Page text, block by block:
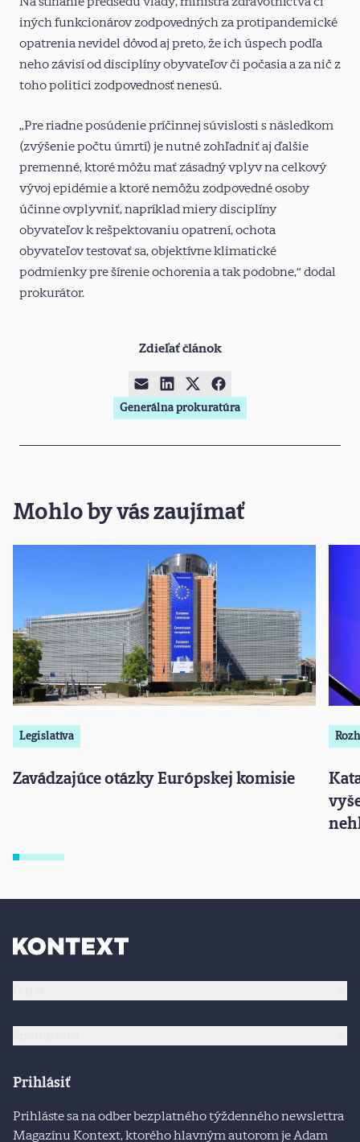
iných funkcionárov zodpovedných za protipandemické
opatrenia nevidel dôvod aj preto, že ich úspech podľa
neho závisí od disciplíny obyvateľov či počasia a za nič z
toho politici zodpovednosť nenesú.
„Pre riadne posúdenie príčinnej súvislosti s následkom
(zvýšenie počtu úmrtí) je nutné zohľadniť aj ďalšie
premenné, ktoré môžu mať zásadný vplyv na celkový
vývoj epidémie a ktoré nemôžu zodpovedné osoby
účinne ovplyvniť, napríklad miery disciplíny
obyvateľov k rešpektovaniu opatrení, ochota
obyvateľov testovať sa, objektívne klimatické
podmienky pre šírenie ochorenia a tak podobne,“ dodal
prokurátor.
Zdieľať článok
Generálna prokuratúra
Mohlo by vás zaujímať
Legislatíva
Zavádzajúce otázky Európskej komisie
Prihlásiť
Prihláste sa na odber bezplatného týždenného newslettra
Magazínu Kontext, ktorého hlavným autorom je Adam